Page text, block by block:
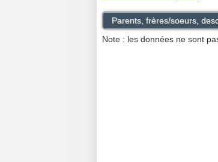
Parents, frères/soeurs,
Note : les données ne sont